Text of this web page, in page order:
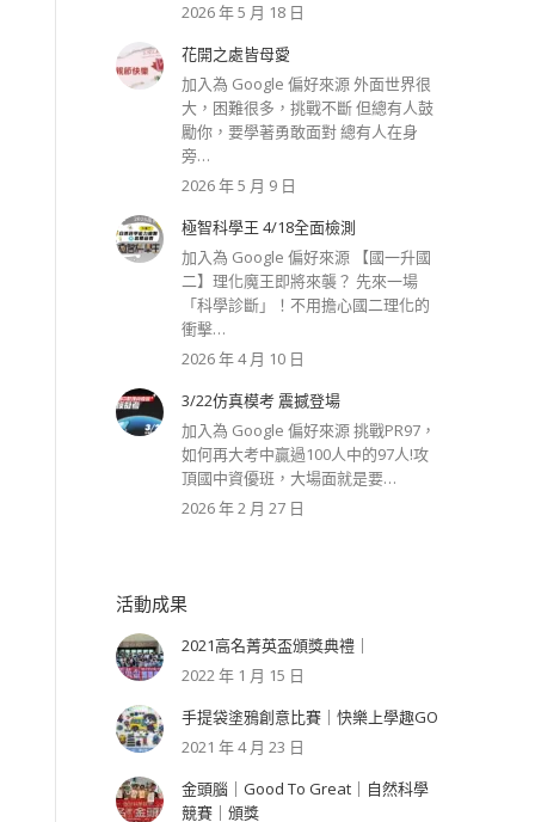
2026 年 5 月 18 日
花開之處皆母愛
加入為 Google 偏好來源 外面世界很
大，困難很多，挑戰不斷 但總有人鼓
勵你，要學著勇敢面對 總有人在身
旁…
2026 年 5 月 9 日
極智科學王 4/18全面檢測
加入為 Google 偏好來源 【國一升國
二】理化魔王即將來襲？ 先來一場
「科學診斷」！不用擔心國二理化的
衝擊…
2026 年 4 月 10 日
3/22仿真模考 震撼登場
加入為 Google 偏好來源 挑戰PR97，
如何再大考中贏過100人中的97人!攻
頂國中資優班，大場面就是要…
2026 年 2 月 27 日
活動成果
2021高名菁英盃頒獎典禮｜
2022 年 1 月 15 日
手提袋塗鴉創意比賽｜快樂上學趣GO
2021 年 4 月 23 日
金頭腦｜Good To Great｜自然科學
競賽｜頒獎